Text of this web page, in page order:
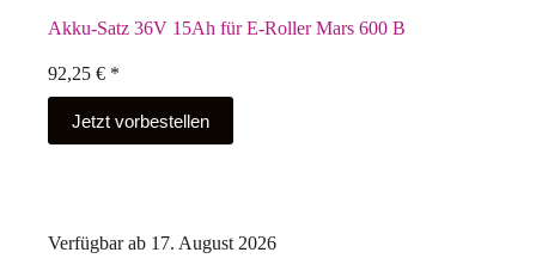
Akku-Satz 36V 15Ah für E-Roller Mars 600 B
92,25 € *
Jetzt vorbestellen
Verfügbar ab 17. August 2026